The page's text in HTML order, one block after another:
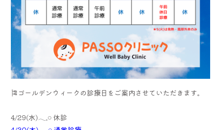
🎏ゴールデンウィークの診療日をご案内させていただきます。
4/29(水)𓂃𓈒𓏸 休診